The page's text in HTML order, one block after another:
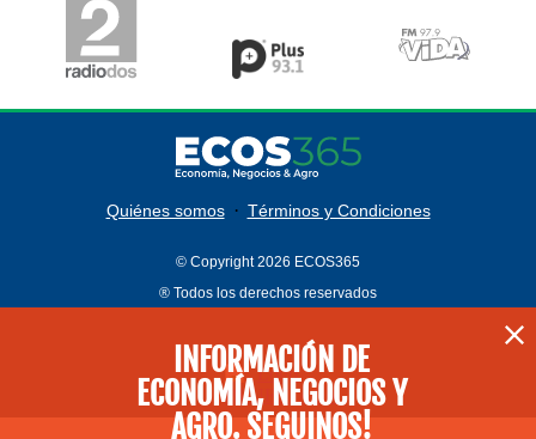
Quiénes somos · Términos y Condiciones
© Copyright 2026 ECOS365
® Todos los derechos reservados
INFORMACIÓN DE
ECONOMÍA, NEGOCIOS Y
AGRO. SEGUINOS!